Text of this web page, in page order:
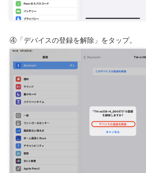
④「デバイスの登録を解除」をタップ。